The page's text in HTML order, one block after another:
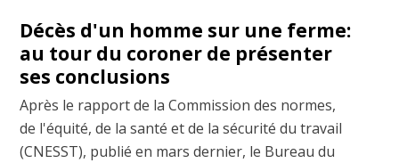
Décès d'un homme sur une ferme:
au tour du coroner de présenter
ses conclusions
Après le rapport de la Commission des normes,
de l'équité, de la santé et de la sécurité du travail
(CNESST), publié en mars dernier, le Bureau du